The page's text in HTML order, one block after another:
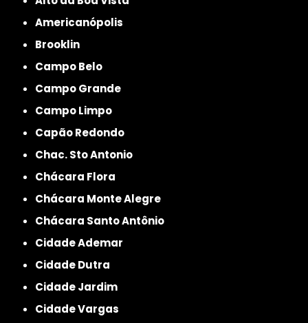
Americanópolis
Brooklin
Campo Belo
Campo Grande
Campo Limpo
Capão Redondo
Chac. Sto Antonio
Chácara Flora
Chácara Monte Alegre
Chácara Santo Antônio
Cidade Ademar
Cidade Dutra
Cidade Jardim
Cidade Vargas